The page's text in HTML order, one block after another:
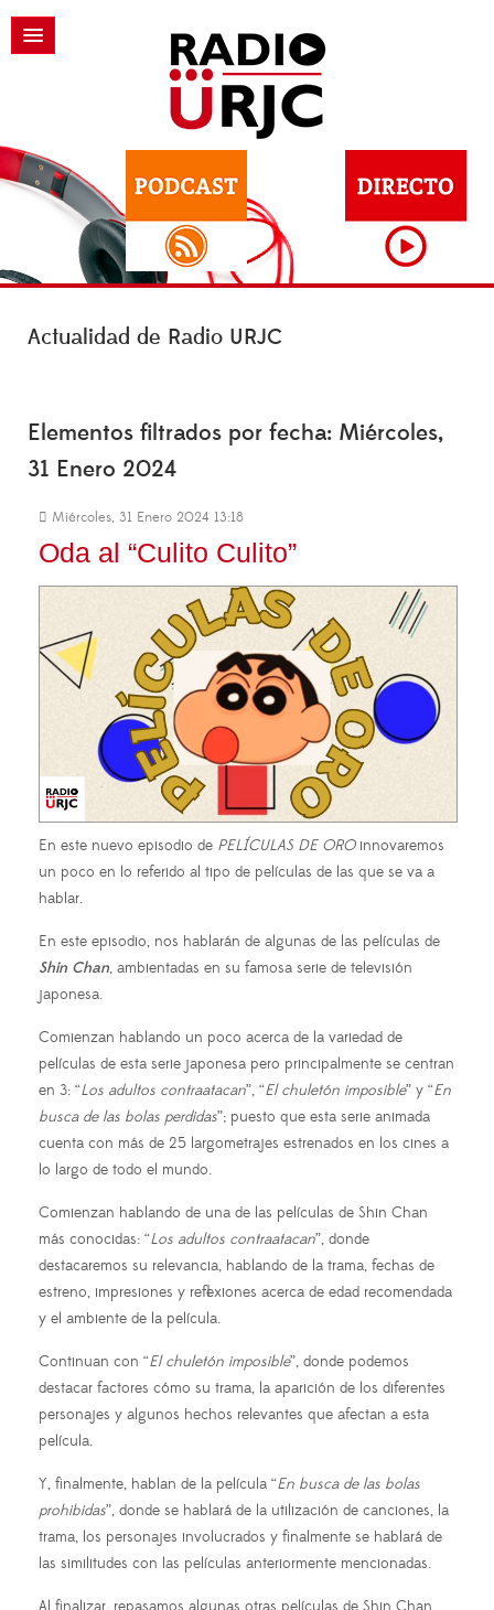
Actualidad de Radio URJC
Elementos filtrados por fecha: Miércoles,
31 Enero 2024
Miércoles, 31 Enero 2024 13:18
Oda al “Culito Culito”
En este nuevo episodio de PELÍCULAS DE OROinnovaremos
un poco en lo referido al tipo de películas de las que se va a
hablar.
En este episodio, nos hablarán de algunas de las películas de
Shin Chan, ambientadas en su famosa serie de televisión
japonesa.
Comienzan hablando un poco acerca de la variedad de
películas de esta serie japonesa pero principalmente se centran
en 3: “Los adultos contraatacan”, “El chuletón imposible” y “En
busca de las bolas perdidas”; puesto que esta serie animada
cuenta con más de 25 largometrajes estrenados en los cines a
lo largo de todo el mundo.
Comienzan hablando de una de las películas de Shin Chan
más conocidas: “Los adultos contraatacan”, donde
destacaremos su relevancia, hablando de la trama, fechas de
estreno, impresiones y reflexiones acerca de edad recomendada
y el ambiente de la película.
Continuan con “El chuletón imposible”, donde podemos
destacar factores cómo su trama, la aparición de los diferentes
personajes y algunos hechos relevantes que afectan a esta
película.
Y, finalmente, hablan de la película “En busca de las bolas
prohibidas”, donde se hablará de la utilización de canciones, la
trama, los personajes involucrados y finalmente se hablará de
las similitudes con las películas anteriormente mencionadas.